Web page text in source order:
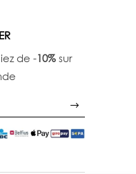
de -10% sur